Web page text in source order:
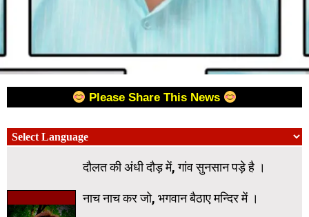
Please Share This News
दौलत की अंधी दौड़ में, गांव सुनसान पड़े है ।
नाच नाच कर जो, भगवान बैठाए मन्दिर में ।